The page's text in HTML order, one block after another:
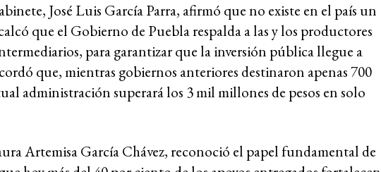
José Luis García Parra, afirmó que no existe en el país un
que el Gobierno de Puebla respalda a las y los productores
para garantizar que la inversión pública llegue a
que, mientras gobiernos anteriores destinaron apenas 700
administración superará los 3 mil millones de pesos en solo
Artemisa García Chávez, reconoció el papel fundamental de